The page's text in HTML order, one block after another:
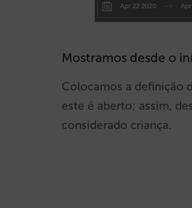
Mostramos desde o
Colocamos a definição
este é aberto; assim,
considerado criança.